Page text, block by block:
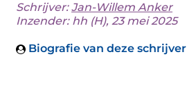
Schrijver:Jan-Willem Anker
Inzender: hh (H), 23 mei 2025
Biografie van deze schrijver